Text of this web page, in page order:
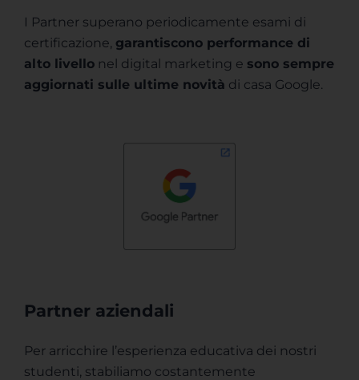
I Partner superano periodicamente esami di
certificazione, garantiscono performance di
alto livello nel digital marketing e sono sempre
aggiornati sulle ultime novità di casa Google.
Partner aziendali
Per arricchire l’esperienza educativa dei nostri
studenti, stabiliamo costantemente